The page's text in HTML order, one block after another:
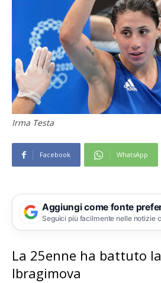
Irma Testa
Facebook WhatsApp
Aggiungi come fonte
Seguici più facilmente nelle notizie
La 25enne ha battuto
Ibragimova